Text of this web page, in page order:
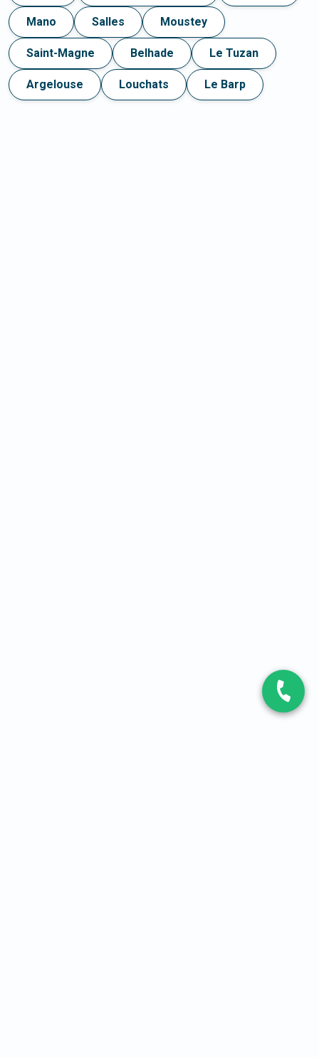
Mano Salles Moustey
Saint-Magne Belhade Le Tuzan
Argelouse Louchats Le Barp